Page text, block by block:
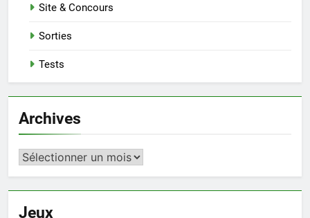
Site & Concours
Sorties
Tests
Archives
Archives
Jeux